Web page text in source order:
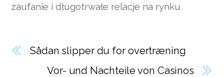
zaufanie i długotrwałe relacje na rynku.
Sådan slipper du for overtræning
Vor- und Nachteile von Casinos